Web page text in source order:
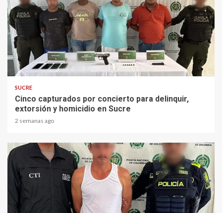
2 min read
SUCRE
Cinco capturados por concierto para delinquir,
extorsión y homicidio en Sucre
2 semanas ago